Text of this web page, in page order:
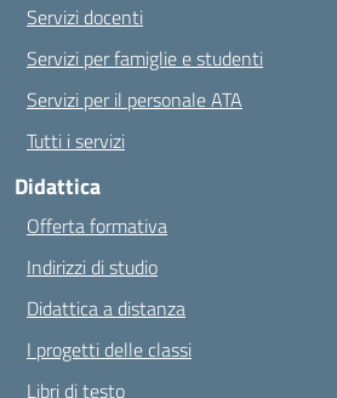
Servizi docenti
Servizi per famiglie e studenti
Servizi per il personale ATA
Tutti i servizi
Didattica
Offerta formativa
Indirizzi di studio
Didattica a distanza
I progetti delle classi
Libri di testo